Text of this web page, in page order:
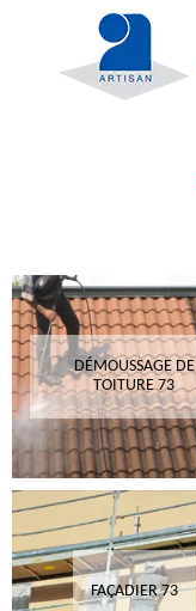
DÉMOUSSAGE DE
TOITURE 73
FAÇADIER 73